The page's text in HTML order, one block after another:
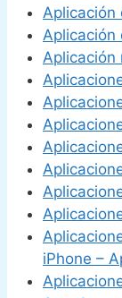
Aplicación
Aplicación
Aplicación
iPhone –